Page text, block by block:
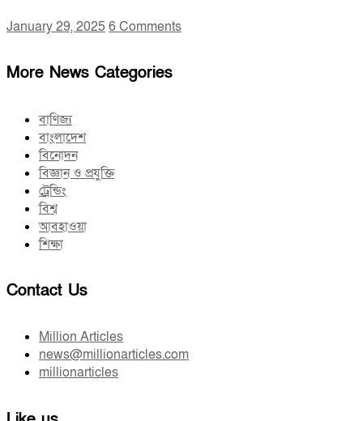
January 29, 20256 Comments
More News Categories
বাণিজ্য
বাংলাদেশ
বিনোদন
বিজ্ঞান ও প্রযুক্তি
ট্রেন্ডিং
বিশ্ব
আবহাওয়া
শিক্ষা
Contact Us
Million Articles
news@millionarticles.com
millionarticles